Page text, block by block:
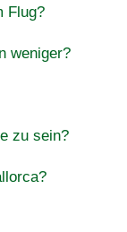
Flug?
weniger?
zu sein?